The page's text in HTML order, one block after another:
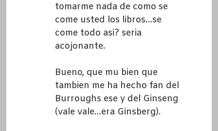
tomarme nada de como se
come usted los libros…se
come todo asi? seria
acojonante.
Bueno, que mu bien que
tambien me ha hecho fan del
Burroughs ese y del Ginseng
(vale vale…era Ginsberg).